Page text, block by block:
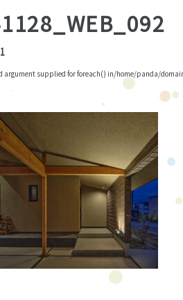
argument supplied for foreach() in/home/panda/